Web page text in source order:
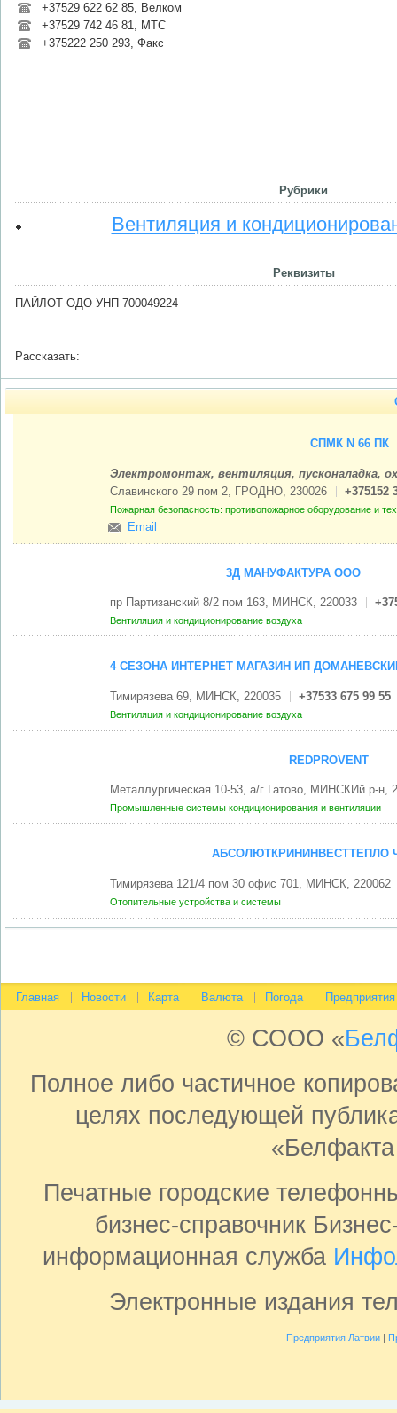
+37529 622 62 85, Велком
+37529 742 46 81, МТС
+375222 250 293, Факс
Рубрики
Вентиляция и
Реквизиты
ПАЙЛОТ ОДО УНП 700049224
Рассказать:
СПМК N 66 ПК
Электромонтаж, вентиляция, пусконаладка,
Славинского 29 пом 2, ГРОДНО, 230026
+375152
Пожарная безопасность: противопожарное оборудование и
Email
3Д МАНУФАКТУРА ООО
пр Партизанский 8/2 пом 163, МИНСК, 220033
Вентиляция и кондиционирование воздуха
4 СЕЗОНА ИНТЕРНЕТ МАГАЗИН ИП
Тимирязева 69, МИНСК, 220035 +37533 675 99 55
Вентиляция и кондиционирование воздуха
REDPROVENT
Металлургическая 10-53, а/г Гатово, МИНСКИй р-н,
Промышленные системы кондиционирования и вентиляции
АБСОЛЮТКРИНИНВЕСТТЕПЛО
Тимирязева 121/4 пом 30 офис 701, МИНСК, 220062
Отопительные устройства и системы
Главная Новости Карта Валюта Погода Предприятия
© СООО «
Полное либо частичное
целях последующей
Печатные городские
бизнес-справочник
информационная служба
Электронные издания
Предприятия Латвии|